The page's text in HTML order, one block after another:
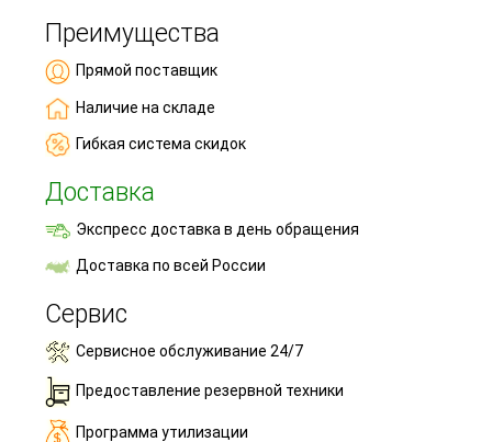
Преимущества
Прямой поставщик
Наличие на складе
Гибкая система скидок
Доставка
Экспресс доставка в день обращения
Доставка по всей России
Сервис
Сервисное обслуживание 24/7
Предоставление резервной техники
Программа утилизации